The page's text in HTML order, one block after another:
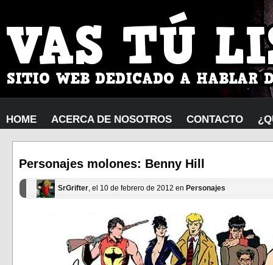
HOME ACERCA DE NOSOTROS CONTACTO
Personajes molones: Benny Hill
SrGrifter, el 10 de febrero de 2012 en Personajes